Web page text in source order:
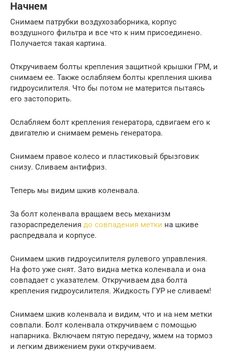
Начнем
Снимаем патрубки воздухозаборника, корпус
воздушного фильтра и все что к ним присоединено.
Получается такая картина.
Откручиваем болты крепления защитной крышки ГРМ, и
снимаем ее. Также ослабляем болты крепления шкива
гидроусилителя. Что бы потом не матерится пытаясь
его застопорить.
Ослабляем болт крепления генератора, сдвигаем его к
двигателю и снимаем ремень генератора.
Снимаем правое колесо и пластиковый брызговик
снизу. Сливаем антифриз.
Теперь мы видим шкив коленвала.
За болт коленвала вращаем весь механизм
газораспределения до совпадения метки на шкиве
распредвала и корпусе.
Снимаем шкив гидроусилителя рулевого управления.
На фото уже снят. Зато видна метка коленвала и она
совпадает с указателем. Откручиваем два болта
крепления гидроусилителя. Жидкость ГУР не сливаем!
Снимаем шкив коленвала и видим, что и на нем метки
совпали. Болт коленвала откручиваем с помощью
напарника. Включаем пятую передачу, жмем на тормоз
и легким движением руки откручиваем.